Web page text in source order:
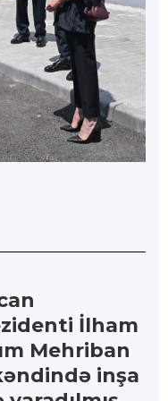
İlham
Mehriban
inşa